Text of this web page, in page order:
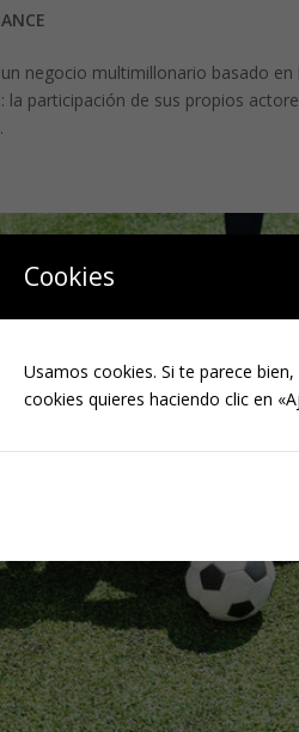
negocio multimillonario basado
la participación de sus propios
Cookies
Usamos cookies. Si te parece
cookies quieres haciendo clic en